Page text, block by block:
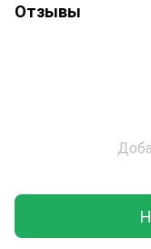
Отзывы